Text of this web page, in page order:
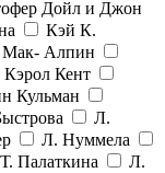
Дойл и Джон
Кэй К.
Мак- Алпин
Кэрол Кент
Кульман
Л.
Л. Нуммела
Палаткина
Л.